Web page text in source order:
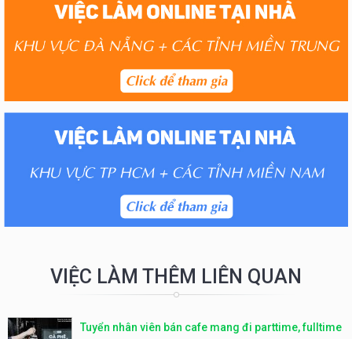
VIỆC LÀM THÊM LIÊN QUAN
Tuyển nhân viên bán cafe mang đi parttime, fulltime